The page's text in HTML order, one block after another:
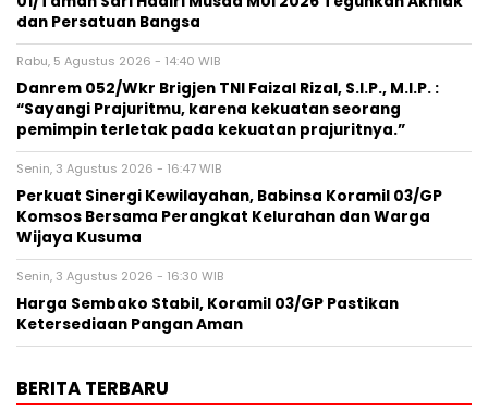
dan Persatuan Bangsa
Rabu, 5 Agustus 2026 - 14:40 WIB
Danrem 052/Wkr Brigjen TNI Faizal Rizal, S.I.P., M.I.P. :
“Sayangi Prajuritmu, karena kekuatan seorang
pemimpin terletak pada kekuatan prajuritnya.”
Senin, 3 Agustus 2026 - 16:47 WIB
Perkuat Sinergi Kewilayahan, Babinsa Koramil 03/GP
Komsos Bersama Perangkat Kelurahan dan Warga
Wijaya Kusuma
Senin, 3 Agustus 2026 - 16:30 WIB
Harga Sembako Stabil, Koramil 03/GP Pastikan
Ketersediaan Pangan Aman
BERITA TERBARU